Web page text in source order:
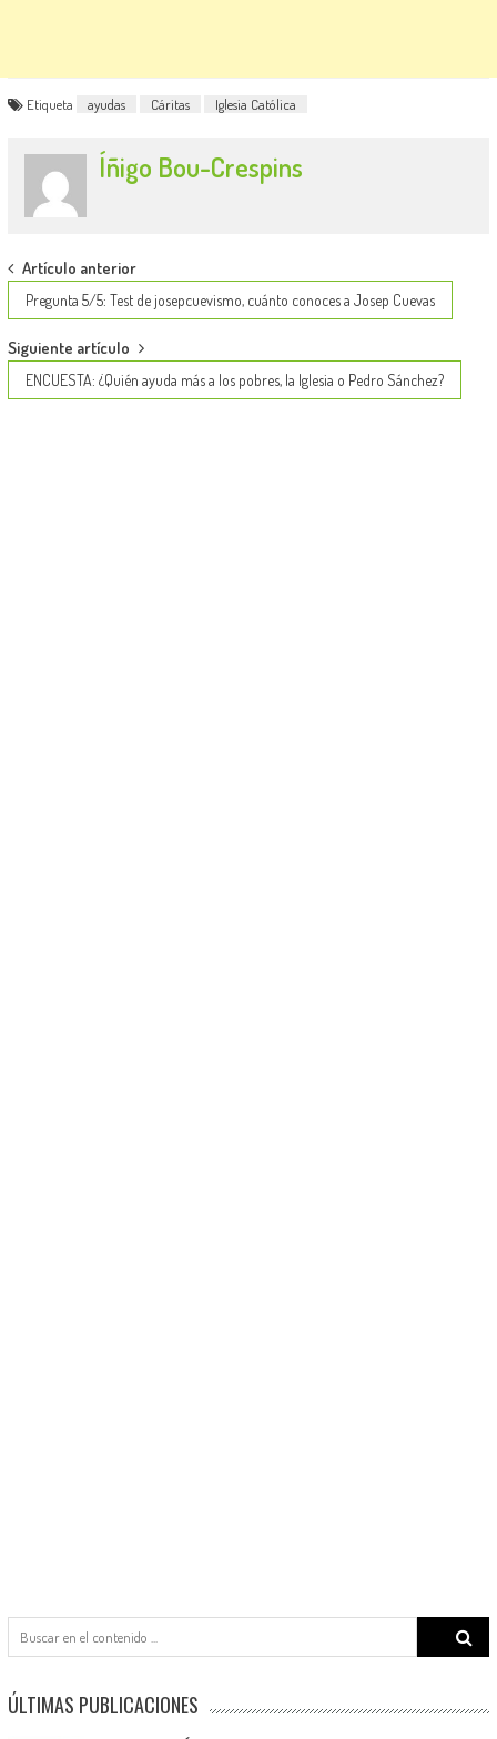
Etiqueta ayudas Cáritas Iglesia Católica
Íñigo Bou-Crespins
Post
navigation
Artículo anterior
Pregunta 5/5: Test de josepcuevismo, cuánto conoces a Josep Cuevas
Siguiente artículo
ENCUESTA: ¿Quién ayuda más a los pobres, la Iglesia o Pedro Sánchez?
Search
for:
ÚLTIMAS PUBLICACIONES